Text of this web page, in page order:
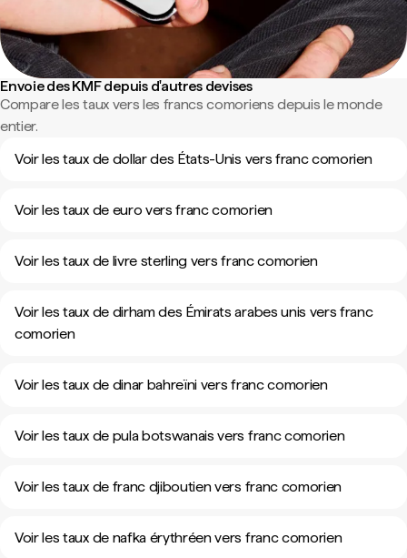
Envoie des KMF depuis d'autres devises
Compare les taux vers les francs comoriens depuis le monde
entier.
Voir les taux de dollar des États-Unis vers franc comorien
Voir les taux de euro vers franc comorien
Voir les taux de livre sterling vers franc comorien
Voir les taux de dirham des Émirats arabes unis vers franc
comorien
Voir les taux de dinar bahreïni vers franc comorien
Voir les taux de pula botswanais vers franc comorien
Voir les taux de franc djiboutien vers franc comorien
Voir les taux de nafka érythréen vers franc comorien